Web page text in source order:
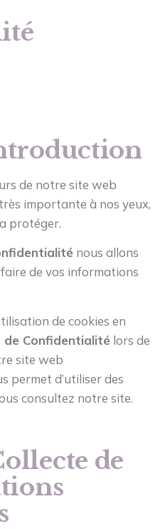
de notre site web
importante à nos yeux,
protéger.
nous allons
de vos informations
de cookies en
de Confidentialité lors de
site web
permet d’utiliser des
consultez notre site.
de